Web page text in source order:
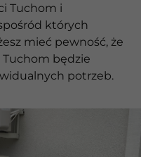
Tuchom i
których
mieć pewność, że
będzie
potrzeb.